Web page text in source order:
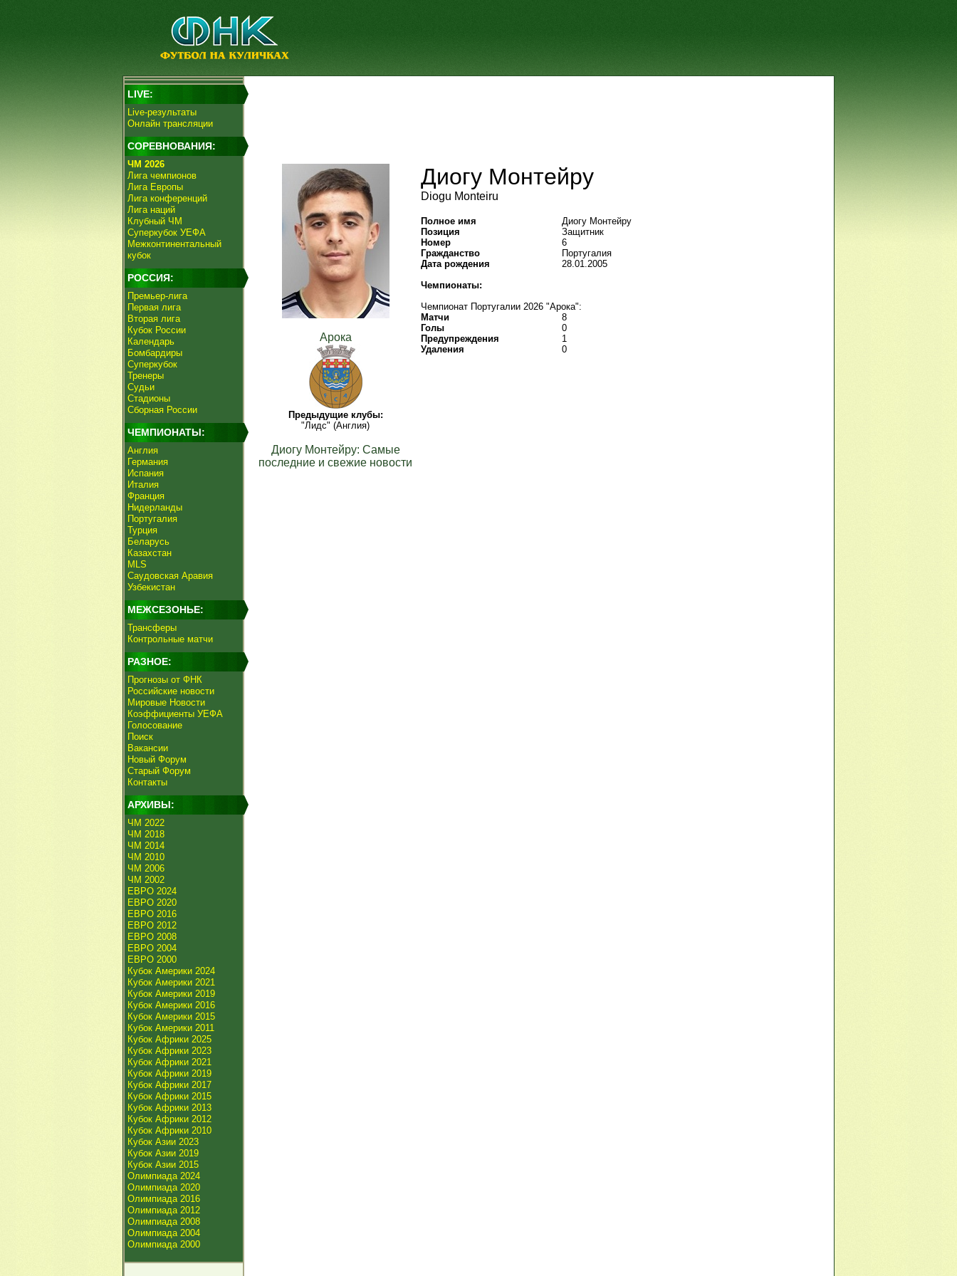
LIVE:
Live-результаты
Онлайн трансляции
СОРЕВНОВАНИЯ:
ЧМ 2026
Лига чемпионов
Лига Европы
Лига конференций
Лига наций
Клубный ЧМ
Суперкубок УЕФА
Межконтинентальный
кубок
РОССИЯ:
Премьер-лига
Первая лига
Вторая лига
Кубок России
Календарь
Бомбардиры
Суперкубок
Тренеры
Судьи
Стадионы
Сборная России
ЧЕМПИОНАТЫ:
Англия
Германия
Испания
Италия
Франция
Нидерланды
Португалия
Турция
Беларусь
Казахстан
MLS
Саудовская Аравия
Узбекистан
МЕЖСЕЗОНЬЕ:
Трансферы
Контрольные матчи
РАЗНОЕ:
Прогнозы от ФНК
Российские новости
Мировые Новости
Коэффициенты УЕФА
Голосование
Поиск
Вакансии
Новый Форум
Старый Форум
Контакты
АРХИВЫ:
ЧМ 2022
ЧМ 2018
ЧМ 2014
ЧМ 2010
ЧМ 2006
ЧМ 2002
ЕВРО 2024
ЕВРО 2020
ЕВРО 2016
ЕВРО 2012
ЕВРО 2008
ЕВРО 2004
ЕВРО 2000
Кубок Америки 2024
Кубок Америки 2021
Кубок Америки 2019
Кубок Америки 2016
Кубок Америки 2015
Кубок Америки 2011
Кубок Африки 2025
Кубок Африки 2023
Кубок Африки 2021
Кубок Африки 2019
Кубок Африки 2017
Кубок Африки 2015
Кубок Африки 2013
Кубок Африки 2012
Кубок Африки 2010
Кубок Азии 2023
Кубок Азии 2019
Кубок Азии 2015
Олимпиада 2024
Олимпиада 2020
Олимпиада 2016
Олимпиада 2012
Олимпиада 2008
Олимпиада 2004
Олимпиада 2000
Арока
Предыдущие клубы:
"Лидс" (Англия)
Диогу Монтейру: Самые
последние и свежие новости
Диогу Монтейру
Diogu Monteiru
Полное имя
Диогу Монтейру
Позиция
Защитник
Номер
6
Гражданство
Португалия
Дата рождения
28.01.2005
Чемпионаты:
Чемпионат Португалии 2026 "Арока":
Матчи
8
Голы
0
Предупреждения
1
Удаления
0